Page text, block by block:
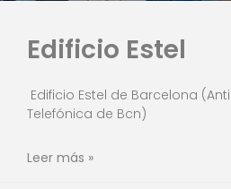
Edificio Estel
Edificio Estel de Barcelona
Telefónica de Bcn)
Leer más »